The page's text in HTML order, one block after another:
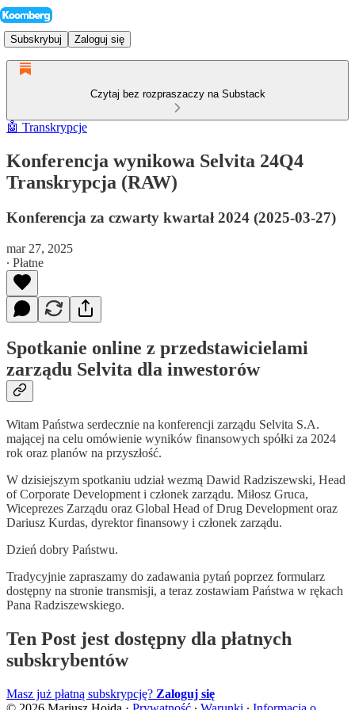
Subskrybuj Zaloguj się
Czytaj bez rozpraszaczy na Substack
🤖 Transkrypcje
Konferencja wynikowa Selvita 24Q4
Transkrypcja (RAW)
Konferencja za czwarty kwartał 2024 (2025-03-27)
mar 27, 2025
∙ Płatne
Spotkanie online z przedstawicielami
zarządu Selvita dla inwestorów
Witam Państwa serdecznie na konferencji zarządu Selvita S.A.
mającej na celu omówienie wyników finansowych spółki za 2024
rok oraz planów na przyszłość.
W dzisiejszym spotkaniu udział wezmą Dawid Radziszewski, Head
of Corporate Development i członek zarządu. Miłosz Gruca,
Wiceprezes Zarządu oraz Global Head of Drug Development oraz
Dariusz Kurdas, dyrektor finansowy i członek zarządu.
Dzień dobry Państwu.
Tradycyjnie zapraszamy do zadawania pytań poprzez formularz
dostępny na stronie transmisji, a teraz zostawiam Państwa w rękach
Pana Radziszewskiego.
Ten Post jest dostępny dla płatnych
subskrybentów
Masz już płatną subskrypcję? Zaloguj się